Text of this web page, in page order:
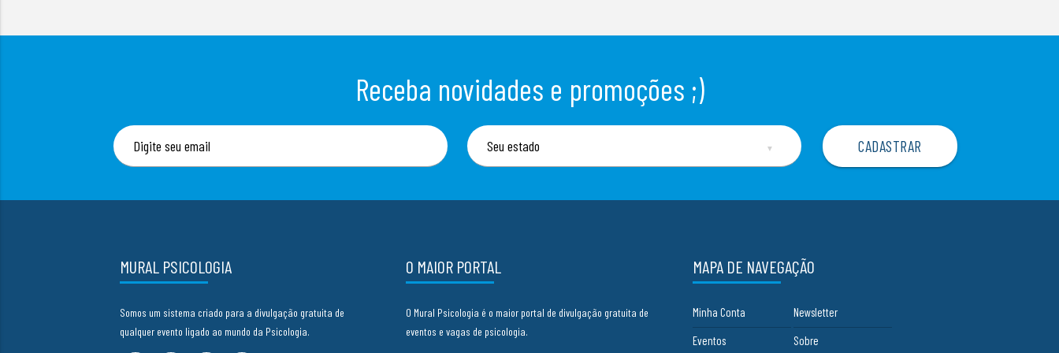
Receba novidades e promoções ;)
▼
MURAL PSICOLOGIA
Somos um sistema criado para a divulgação gratuita de
qualquer evento ligado ao mundo da Psicologia.
O MAIOR PORTAL
O Mural Psicologia é o maior portal de divulgação gratuita de
eventos e vagas de psicologia.
MAPA DE NAVEGAÇÃO
Minha Conta
Newsletter
Eventos
Sobre